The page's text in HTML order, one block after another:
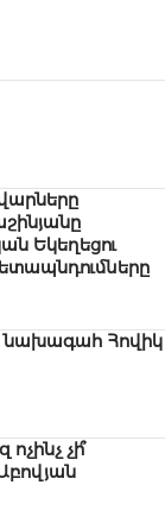
Եկեղեցու
նախագահ Հովիկ
չի՞